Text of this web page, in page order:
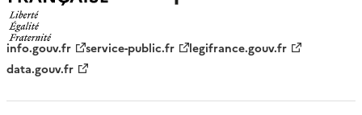
info.gouv.fr service-public.fr
legifrance.gouv.fr
data.gouv.fr